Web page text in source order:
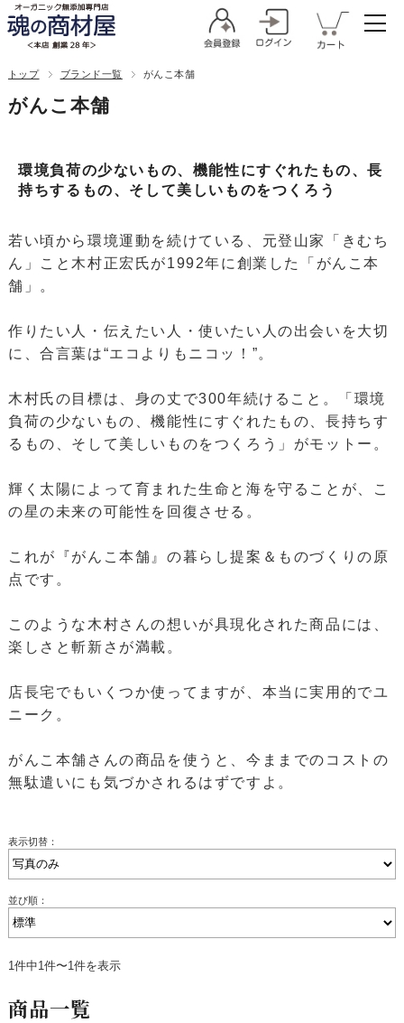
トップ ブランド一覧 がんこ本舗
がんこ本舗
環境負荷の少ないもの、機能性にすぐれたもの、長
持ちするもの、そして美しいものをつくろう
若い頃から環境運動を続けている、元登山家「きむち
ん」こと木村正宏氏が1992年に創業した「がんこ本
舗」。
作りたい人・伝えたい人・使いたい人の出会いを大切
に、合言葉は“エコよりもニコッ！”。
木村氏の目標は、身の丈で300年続けること。「環境
負荷の少ないもの、機能性にすぐれたもの、長持ちす
るもの、そして美しいものをつくろう」がモットー。
輝く太陽によって育まれた生命と海を守ることが、こ
の星の未来の可能性を回復させる。
これが『がんこ本舗』の暮らし提案＆ものづくりの原
点です。
このような木村さんの想いが具現化された商品には、
楽しさと斬新さが満載。
店長宅でもいくつか使ってますが、本当に実用的でユ
ニーク。
がんこ本舗さんの商品を使うと、今ままでのコストの
無駄遣いにも気づかされるはずですよ。
表示切替：
並び順：
1件中1件〜1件を表示
商品一覧